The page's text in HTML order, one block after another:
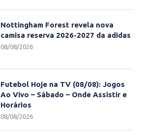
Nottingham Forest revela nova
camisa reserva 2026-2027 da adidas
08/08/2026
Futebol Hoje na TV (08/08): Jogos
Ao Vivo – Sábado – Onde Assistir e
Horários
08/08/2026